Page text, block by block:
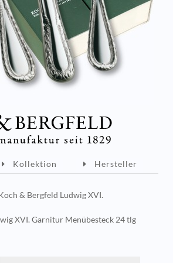
& Bergfeld Ludwig XVI.
XVI. Garnitur Menübesteck 24 tlg
Kollektion Hersteller